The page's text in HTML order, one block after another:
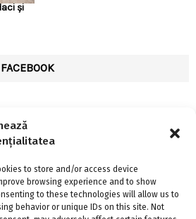
to store and/or access device
browsing experience and to show
to these technologies will allow us to
behavior or unique IDs on this site. Not
și
sau împrumut clasic: care variantă
multă flexibilitate?
2026